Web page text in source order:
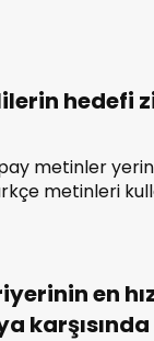
hedefi
metinler
metinleri
en
karşısında